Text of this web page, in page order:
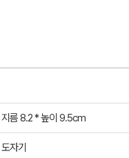
지름 8.2 * 높이 9.5cm
도자기